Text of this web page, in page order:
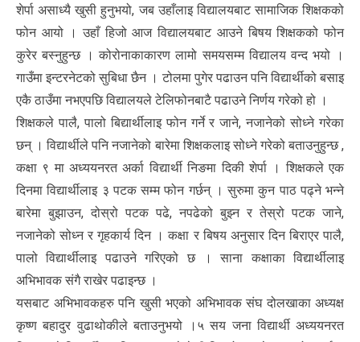
शेर्पा असाध्यै खुसी हुनुभयो, जब उहाँलाइ विद्यालयबाट सामाजिक शिक्षकको
फोन आयो । उहाँ हिजो आज विद्यालयबाट आउने बिषय शिक्षकको फोन
कुरेर बस्नुहुन्छ । कोरोनाकाकारण लामो समयसम्म विद्यालय वन्द भयो ।
गाउँमा इन्टरनेटको सुबिधा छैन । टोलमा पुगेर पढाउन पनि विद्यार्थीको बसाइ
एकै ठाउँमा नभएपछि विद्यालयले टेलिफोनबाटै पढाउने निर्णय गरेको हो ।
शिक्षकले पालै, पालो बिद्यार्थीलाइ फोन गर्ने र जाने, नजानेको सोध्ने गरेका
छन् । विद्यार्थीले पनि नजानेको बारेमा शिक्षकलाइ सोध्ने गरेको बताउनुहुन्छ ,
कक्षा ९ मा अध्ययनरत अर्का विद्यार्थी निङमा दिकी शेर्पा । शिक्षकले एक
दिनमा विद्यार्थीलाइ ३ पटक सम्म फोन गर्छन् । सुरुमा कुन पाठ पढ्ने भन्ने
बारेमा बुझाउन, दोस्रो पटक पढे, नपढेको बुझ्न र तेस्रो पटक जाने,
नजानेको सोध्न र गृहकार्य दिन । कक्षा र बिषय अनुसार दिन बिराएर पालै,
पालो विद्यार्थीलाइ पढाउने गरिएको छ । साना कक्षाका विद्यार्थीलाइ
अभिभावक संगै राखेर पढाइन्छ ।
यसबाट अभिभावकहरु पनि खुसी भएको अभिभावक संघ दोलखाका अध्यक्ष
कृष्ण बहादुर वुढाथोकीले बताउनुभयो ।५ सय जना विद्यार्थी अध्ययनरत